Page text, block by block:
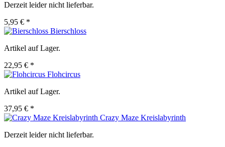
Derzeit leider nicht lieferbar.
5,95 € *
Bierschloss
Artikel auf Lager.
22,95 € *
Flohcircus
Artikel auf Lager.
37,95 € *
Crazy Maze Kreislabyrinth
Derzeit leider nicht lieferbar.